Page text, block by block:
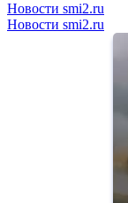
Новости smi2.ru
Новости smi2.ru